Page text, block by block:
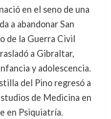
en el seno de una
a abandonar San
de la Guerra Civil
a Gibraltar,
y adolescencia.
del Pino regresó a
de Medicina en
en Psiquiatría.